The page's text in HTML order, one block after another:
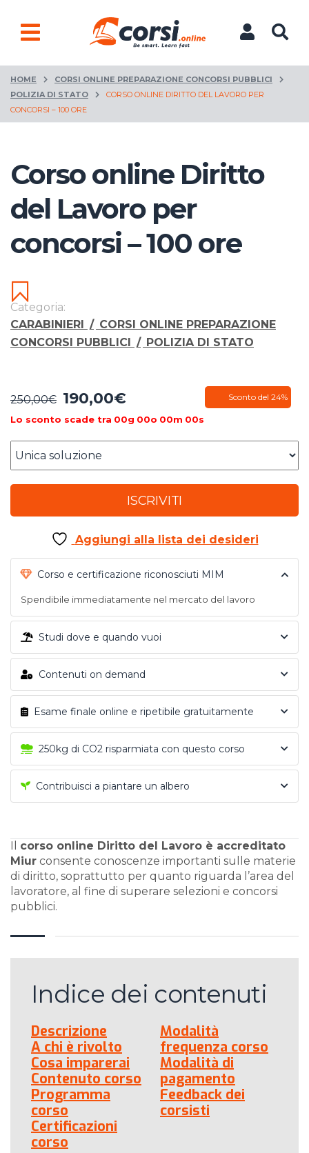
HOME
CORSI ONLINE PREPARAZIONE CONCORSI PUBBLICI
POLIZIA DI STATO
CORSO ONLINE DIRITTO DEL LAVORO PER
CONCORSI – 100 ORE
Corso online Diritto
del Lavoro per
concorsi – 100 ore
Categoria:
CARABINIERI
/ CORSI ONLINE PREPARAZIONE
CONCORSI PUBBLICI
/ POLIZIA DI STATO
250,00€ Il
prezzo
era:
250,00€.
190,00€Il
attuale
è:
Sconto del 24%
Lo sconto scade tra 00g 00o 00m 00s
ISCRIVITI
Aggiungi alla lista dei desideri
Corso e certificazione riconosciuti MIM
Spendibile immediatamente nel mercato del lavoro
Studi dove e quando vuoi
Contenuti on demand
Esame finale online e ripetibile gratuitamente
250kg di CO2 risparmiata con questo corso
Contribuisci a piantare un albero
corso online Diritto del Lavoro è accreditato
Miur consente conoscenze importanti sulle materie
di diritto, soprattutto per quanto riguarda l’area del
lavoratore, al fine di superare selezioni e concorsi
pubblici.
Indice dei contenuti
Descrizione
A chi è rivolto
Cosa imparerai
Contenuto corso
Programma
corso
Certificazioni
corso
Modalità
frequenza corso
Modalità di
pagamento
Feedback dei
corsisti